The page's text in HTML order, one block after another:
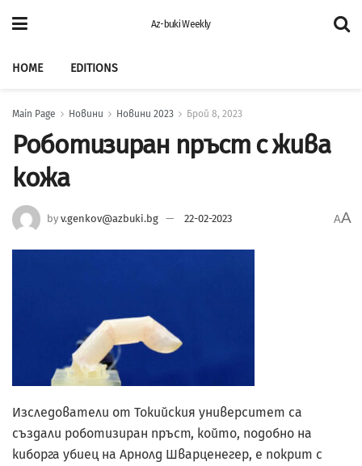
Az-buki Weekly
HOME EDITIONS
Main Page Новини Новини 2023 Брой 8, 2023
Роботизиран пръст с жива
кожа
by v.genkov@azbuki.bg 22-02-2023 AA
Изследователи от Токийския университет са
създали роботизиран пръст, който, подобно на
киборга убиец на Арнолд Шварценегер, е покрит с